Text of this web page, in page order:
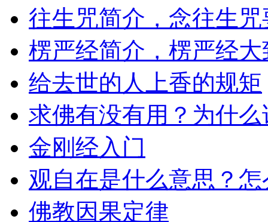
往生咒简介，念往生
楞严经简介，楞严经
给去世的人上香的规矩
求佛有没有用？为什
金刚经入门
观自在是什么意思？
佛教因果定律